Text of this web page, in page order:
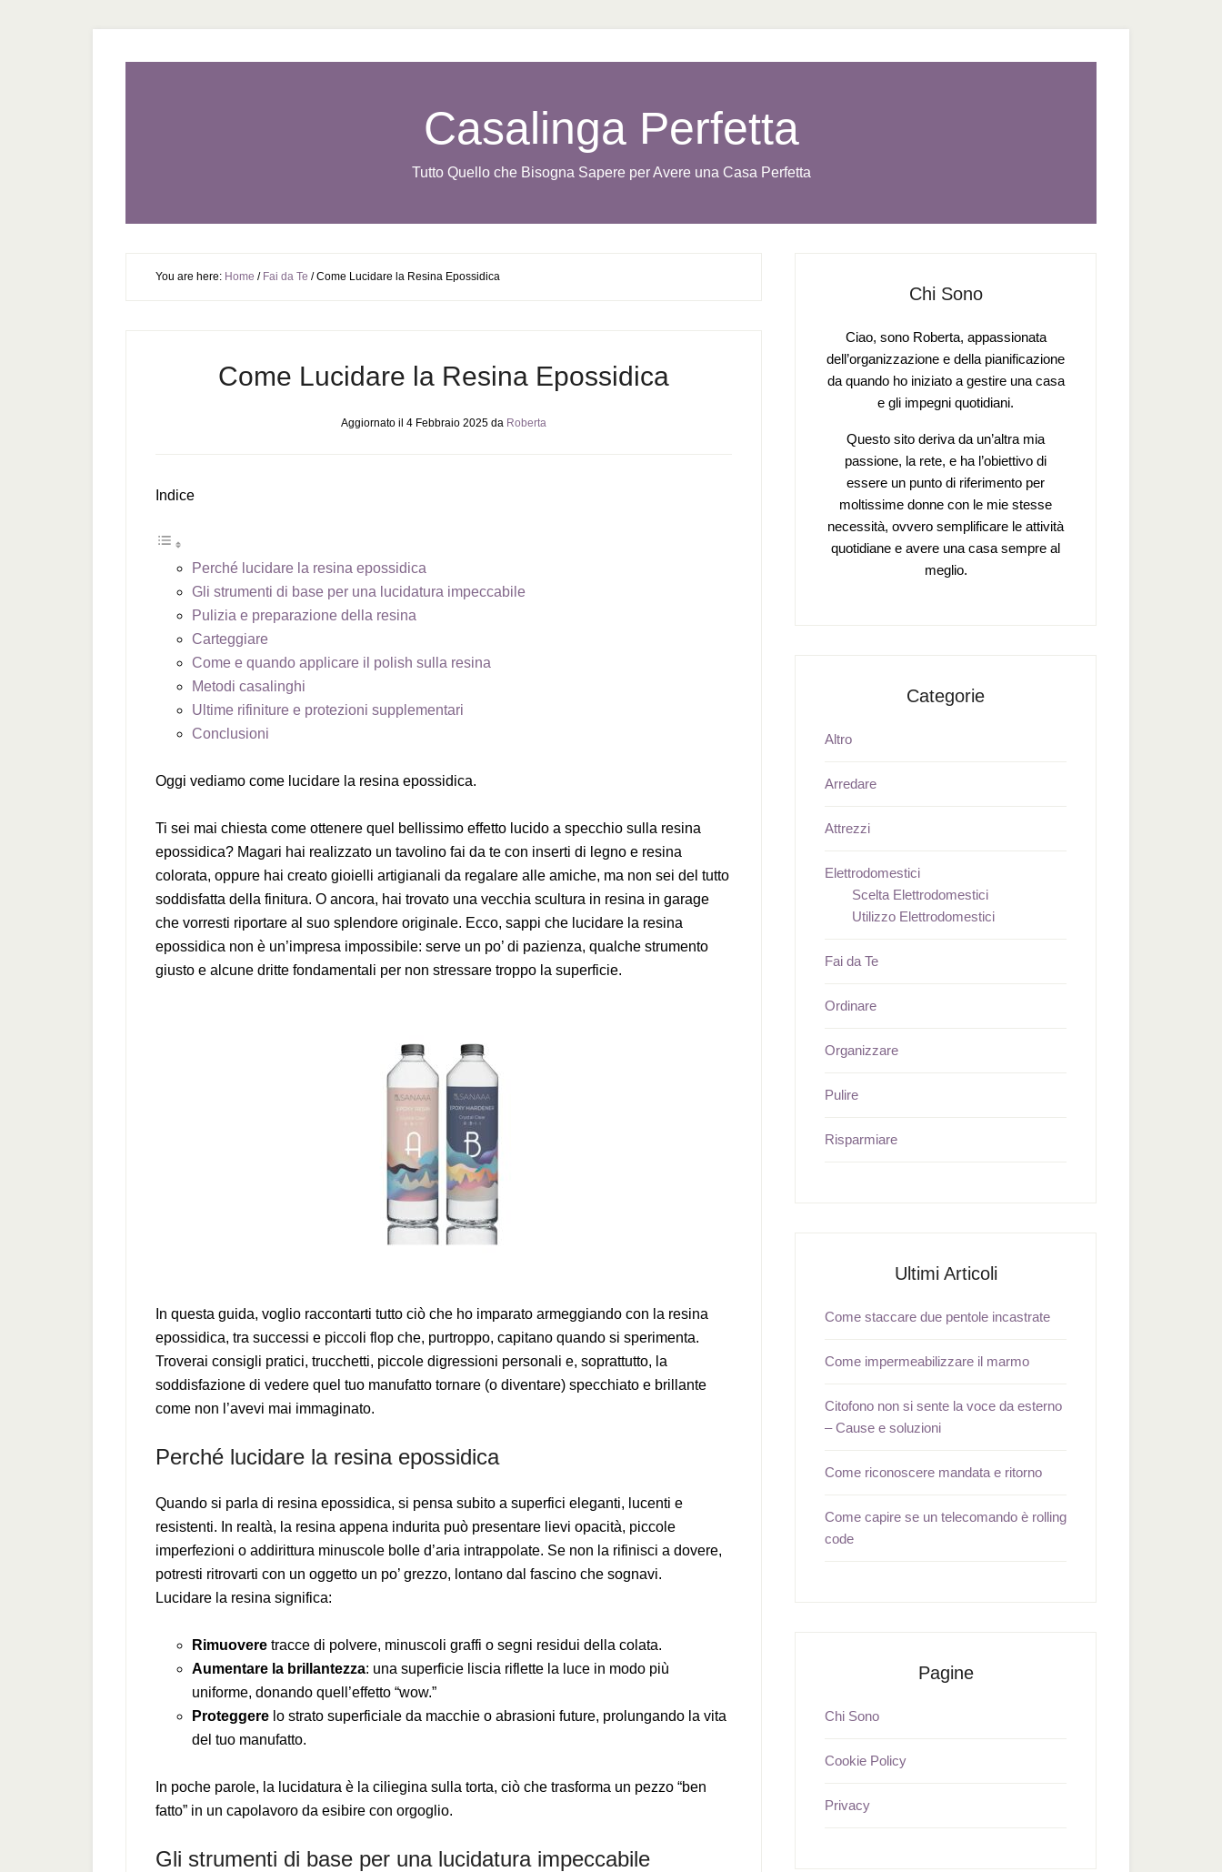
Casalinga Perfetta
Tutto Quello che Bisogna Sapere per Avere una Casa Perfetta
You are here: Home / Fai da Te /Come Lucidare la Resina Epossidica
Come Lucidare la Resina Epossidica
Aggiornato il 4 Febbraio 2025 da Roberta
Indice
Perché lucidare la resina epossidica
Gli strumenti di base per una lucidatura impeccabile
Pulizia e preparazione della resina
Carteggiare
Come e quando applicare il polish sulla resina
Metodi casalinghi
Ultime rifiniture e protezioni supplementari
Conclusioni
Oggi vediamo come lucidare la resina epossidica.
Ti sei mai chiesta come ottenere quel bellissimo effetto lucido a specchio sulla resina
epossidica? Magari hai realizzato un tavolino fai da te con inserti di legno e resina
colorata, oppure hai creato gioielli artigianali da regalare alle amiche, ma non sei del tutto
soddisfatta della finitura. O ancora, hai trovato una vecchia scultura in resina in garage
che vorresti riportare al suo splendore originale. Ecco, sappi che lucidare la resina
epossidica non è un’impresa impossibile: serve un po’ di pazienza, qualche strumento
giusto e alcune dritte fondamentali per non stressare troppo la superficie.
In questa guida, voglio raccontarti tutto ciò che ho imparato armeggiando con la resina
epossidica, tra successi e piccoli flop che, purtroppo, capitano quando si sperimenta.
Troverai consigli pratici, trucchetti, piccole digressioni personali e, soprattutto, la
soddisfazione di vedere quel tuo manufatto tornare (o diventare) specchiato e brillante
come non l’avevi mai immaginato.
Perché lucidare la resina epossidica
Quando si parla di resina epossidica, si pensa subito a superfici eleganti, lucenti e
resistenti. In realtà, la resina appena indurita può presentare lievi opacità, piccole
imperfezioni o addirittura minuscole bolle d’aria intrappolate. Se non la rifinisci a dovere,
potresti ritrovarti con un oggetto un po’ grezzo, lontano dal fascino che sognavi.
Lucidare la resina significa:
Rimuovere tracce di polvere, minuscoli graffi o segni residui della colata.
Aumentare la brillantezza: una superficie liscia riflette la luce in modo più
uniforme, donando quell’effetto “wow.”
Proteggere lo strato superficiale da macchie o abrasioni future, prolungando la vita
del tuo manufatto.
In poche parole, la lucidatura è la ciliegina sulla torta, ciò che trasforma un pezzo “ben
fatto” in un capolavoro da esibire con orgoglio.
Gli strumenti di base per una lucidatura impeccabile
Chi Sono
Ciao, sono Roberta, appassionata
dell’organizzazione e della pianificazione
da quando ho iniziato a gestire una casa
e gli impegni quotidiani.
Questo sito deriva da un’altra mia
passione, la rete, e ha l’obiettivo di
essere un punto di riferimento per
moltissime donne con le mie stesse
necessità, ovvero semplificare le attività
quotidiane e avere una casa sempre al
meglio.
Categorie
Altro
Arredare
Attrezzi
Elettrodomestici
Scelta Elettrodomestici
Utilizzo Elettrodomestici
Fai da Te
Ordinare
Organizzare
Pulire
Risparmiare
Ultimi Articoli
Come staccare due pentole incastrate
Come impermeabilizzare il marmo
Citofono non si sente la voce da esterno
– Cause e soluzioni
Come riconoscere mandata e ritorno
Come capire se un telecomando è rolling
code
Pagine
Chi Sono
Cookie Policy
Privacy